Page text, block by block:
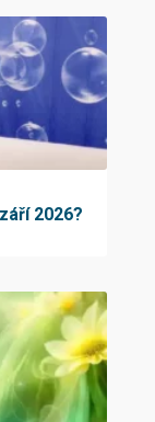
2026?